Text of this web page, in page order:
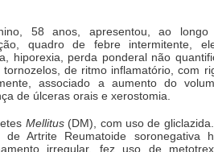
58 anos, apresentou, ao
quadro de febre intermitente,
hiporexia, perda ponderal não
de ritmo inflamatório, com
associado a aumento do
de úlceras orais e xerostomia.
Mellitus(DM), com uso de
de Artrite Reumatoide soronegativa
irregular, fez uso de